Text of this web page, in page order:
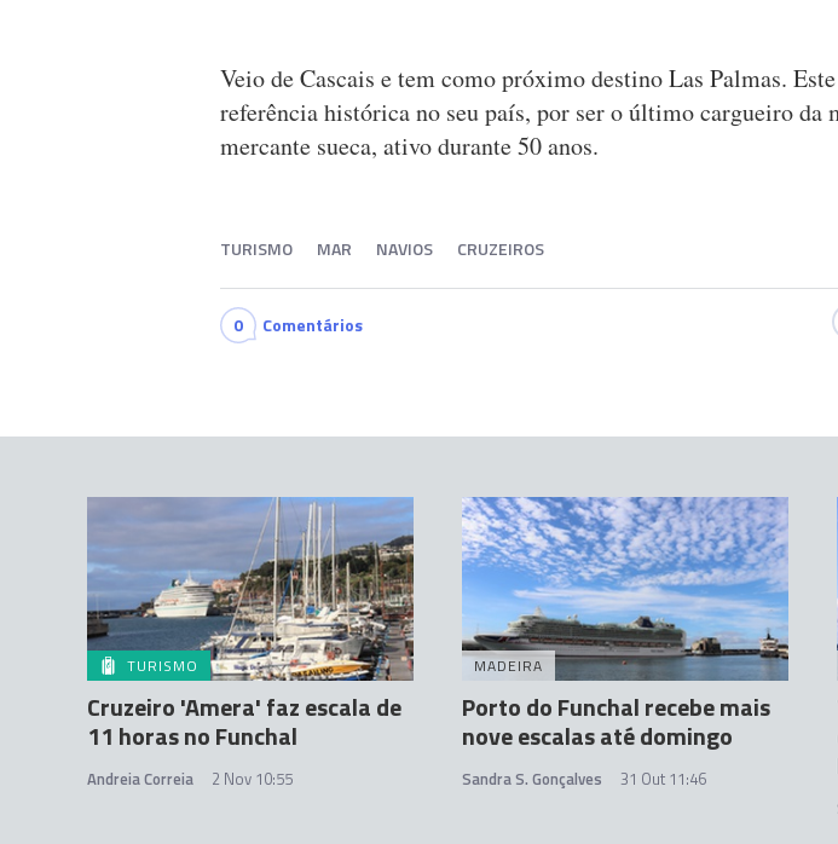
Veio de Cascais e tem como próximo destino Las Palmas.
referência histórica no seu país, por ser o último cargueiro da
mercante sueca, ativo durante 50 anos.
TURISMO MAR NAVIOS CRUZEIROS
0 Comentários
TURISMO
Cruzeiro 'Amera' faz escala de
11 horas no Funchal
Andreia Correia 2 Nov 10:55
MADEIRA
Porto do Funchal recebe mais
nove escalas até domingo
Sandra S. Gonçalves 31 Out 11:46